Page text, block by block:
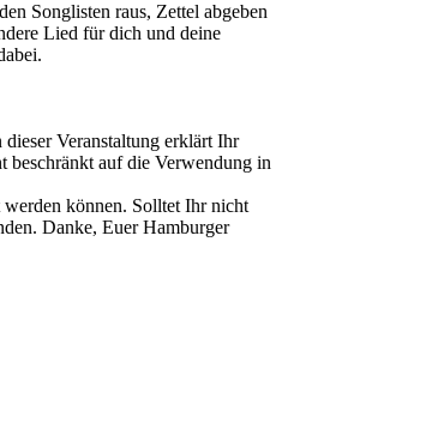
Songlisten raus, Zettel abgeben
Lied für dich und deine
Veranstaltung erklärt Ihr
beschränkt auf die Verwendung in
können. Solltet Ihr nicht
Danke, Euer Hamburger